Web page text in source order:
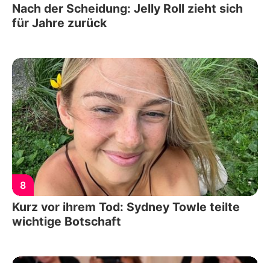
Nach der Scheidung: Jelly Roll zieht sich
für Jahre zurück
8
Kurz vor ihrem Tod: Sydney Towle teilte
wichtige Botschaft